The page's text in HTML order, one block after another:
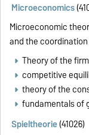
Microeconomics
Microeconomic
and the
Theory of the firm
competitive
theory of the
fundamentals of
Spieltheorie(41026)